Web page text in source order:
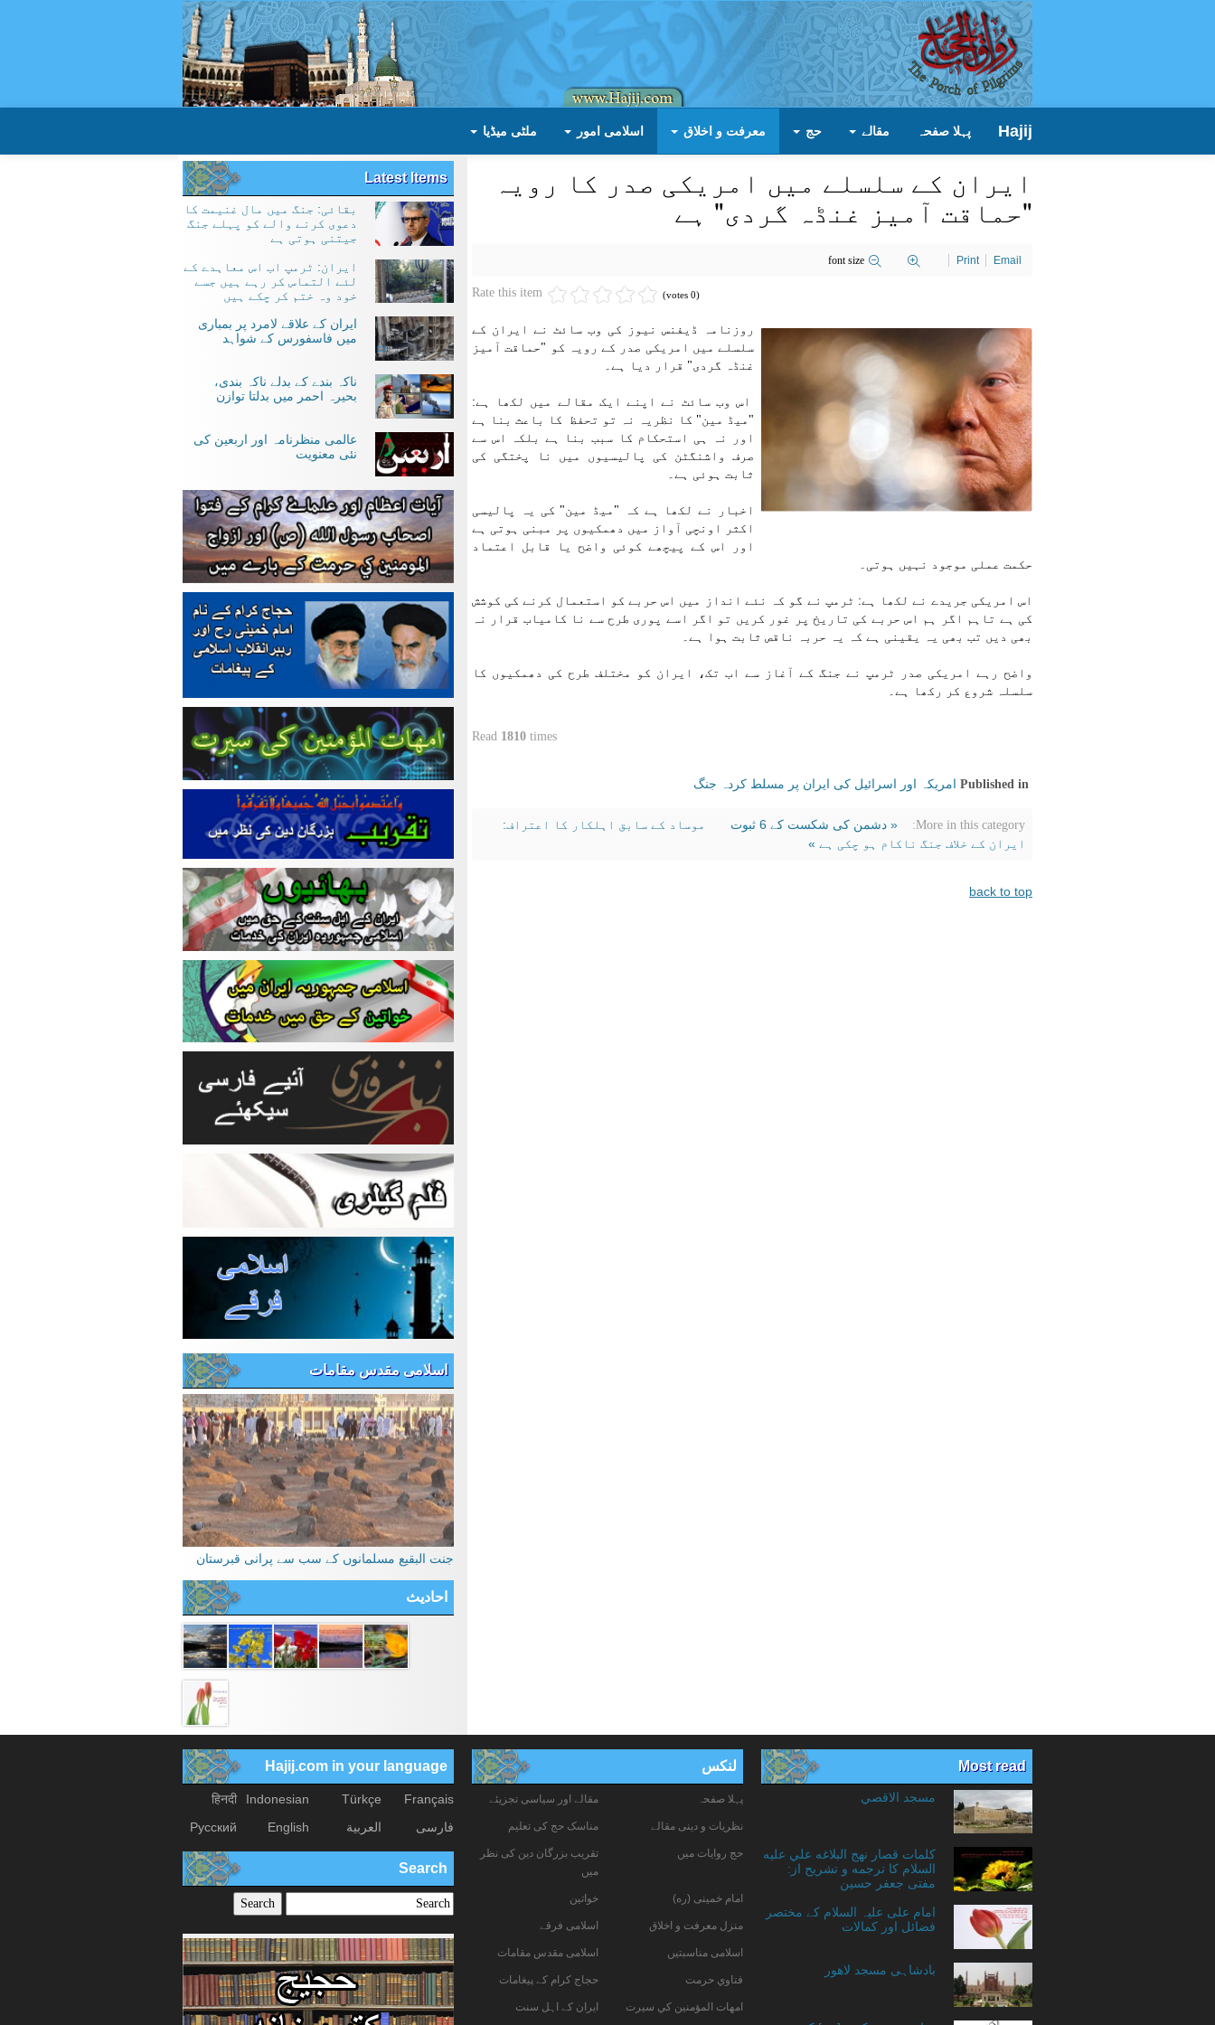
Hajij پہلا صفحہ مقالے حج معرفت و اخلاق اسلامی امور ملٹی میڈیا
ایران کے سلسلے میں امریکی صدر کا رویہ
"حماقت آمیز غنڈہ گردی" ہے
font size Print Email
Rate this item (0 votes)
روزنامہ ڈیفنس نیوز کی وب سائٹ نے ایران کے
سلسلے میں امریکی صدر کے رویہ کو "حماقت آمیز
غنڈہ گردی" قرار دیا ہے۔
اس وب سائٹ نے اپنے ایک مقالے میں لکھا ہے:
"میڈ مین" کا نظریہ نہ تو تحفظ کا باعث بنا ہے
اور نہ ہی استحکام کا سبب بنا ہے بلکہ اس سے
صرف واشنگٹن کی پالیسیوں میں نا پختگی کی
ثابت ہوئی ہے۔
اخبار نے لکھا ہے کہ "میڈ مین" کی یہ پالیسی
اکثر اونچی آواز میں دھمکیوں پر مبنی ہوتی ہے
اور اس کے پیچھے کوئی واضح یا قابل اعتماد
حکمت عملی موجود نہیں ہوتی۔
اس امریکی جریدے نے لکھا ہے: ٹرمپ نے گو کہ نئے انداز میں اس حربے کو استعمال کرنے کی کوشش
کی ہے تاہم اگر ہم اس حربے کی تاریخ پر غور کریں تو اگر اسے پوری طرح سے نا کامیاب قرار نہ
بھی دیں تب بھی یہ یقینی ہے کہ یہ حربہ ناقص ثابت ہوا ہے۔
واضح رہے امریکی صدر ٹرمپ نے جنگ کے آغاز سے اب تک، ایران کو مختلف طرح کی دھمکیوں کا
سلسلہ شروع کر رکھا ہے۔
Read 1810 times
Published in امریکہ اور اسرائیل کی ایران پر مسلط کردہ جنگ
More in this category: « دشمن کی شکست کے 6 ثبوت
موساد کے سابق اہلکار کا اعتراف:
ایران کے خلاف جنگ ناکام ہو چکی ہے »
back to top
Latest Items
بقائی: جنگ میں مال غنیمت کا
دعوی کرنے والے کو پہلے جنگ
جیتنی ہوتی ہے
ایران: ٹرمپ اب اس معاہدے کے
لئے التماس کر رہے ہیں جسے
خود وہ ختم کر چکے ہیں
ایران کے علاقے لامرد پر بمباری
میں فاسفورس کے شواہد
ناکہ بندے کے بدلے ناکہ بندی،
بحیرہ احمر میں بدلتا توازن
عالمی منظرنامہ اور اربعین کی
نئی معنویت
اسلامی مقدس مقامات
جنت البقیع مسلمانوں کے سب سے پرانی قبرستان
احادیث
Most read
مسجد الاقصي
کلمات قصار نهج البلاغه علي عليه
السلام کا ترجمه و تشریح از:
مفتی جعفر حسین
امام علی علیہ السلام کے مختصر
فضائل اور کمالات
بادشاہی مسجد لاهور
لنکس
پہلا صفحہ مقالے اور سیاسی تجزیئے
نظریات و دینی مقالے مناسک حج کی تعلیم
حج روایات میں
تقریب بزرگان دین کی نظر
میں
امام خمینی (ره) خواتين
منزل معرفت و اخلاق اسلامی فرقے
اسلامی مناسبتیں اسلامی مقدس مقامات
فتاوي حرمت حجاج کرام کے پیغامات
امهات المؤمنين كي سيرت ایران کے اہل سنت
Hajij.com in your language
Français
Türkçe
Indonesian
हिनदी
فارسی
العربیة English
Русский
Search